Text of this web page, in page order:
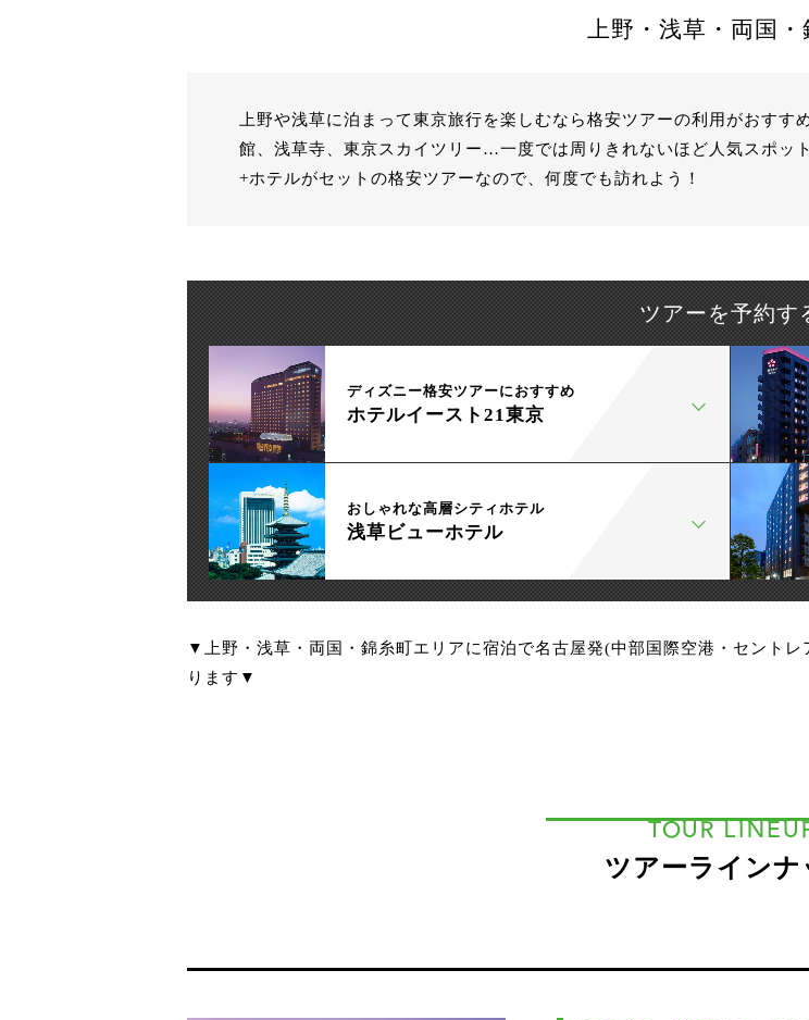
上野・浅草・両国・
上野や浅草に泊まって東京旅行を楽しむなら格安ツアーの利用がおす
館、浅草寺、東京スカイツリー…一度では周りきれないほど人気スポッ
+ホテルがセットの格安ツアーなので、何度でも訪れよう！
ツアーを予約す
ディズニー格安ツアーにおすすめ
ホテルイースト21東京
おしゃれな高層シティホテル
浅草ビューホテル
▼上野・浅草・両国・錦糸町エリアに宿泊で名古屋発(中部国際空港・セント
ります▼
TOUR
ツアーラインナ